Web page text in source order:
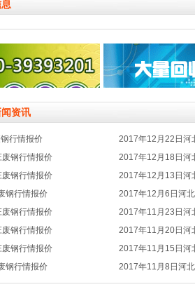
资讯
行情报价
2017年12月22日河
钢行情报价
2017年12月18日河
钢行情报价
2017年12月13日河
钢行情报价
2017年12月6日河
钢行情报价
2017年11月23日河
钢行情报价
2017年11月20日河
钢行情报价
2017年11月15日河
钢行情报价
2017年11月8日河